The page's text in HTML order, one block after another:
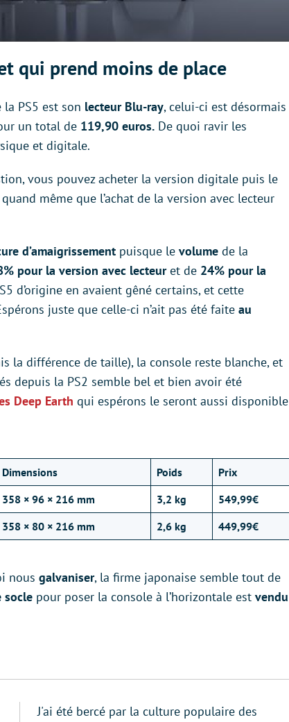
qui prend moins de place
PS5 est son lecteur Blu-ray, celui-ci est désormais
un total de 119,90 euros. De quoi ravir les
et digitale.
vous pouvez acheter la version digitale puis le
même que l’achat de la version avec lecteur
d’amaigrissement puisque le volume de la
pour la version avec lecteuret de 24% pour la
d’origine en avaient gêné certains, et cette
juste que celle-ci n’ait pas été faite au
la différence de taille), la console reste blanche, et
depuis la PS2 semble bel et bien avoir été
Deep Earth qui espérons le seront aussi disponible
Dimensions Poids
Prix
358 × 96 × 216 mm 3,2 kg
549,99€
358 × 80 × 216 mm 2,6 kg 449,99€
nous galvaniser, la firme japonaise semble tout de
socle pour poser la console à l’horizontale est vendu
J'ai été bercé par la culture populaire des